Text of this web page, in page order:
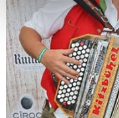
bestimmten
Erfahren Sie mehr
verarbeitet werden, und
Abschnitt Einzelheiten
Wir verwenden Cookies,
personalisieren,
zu können und die